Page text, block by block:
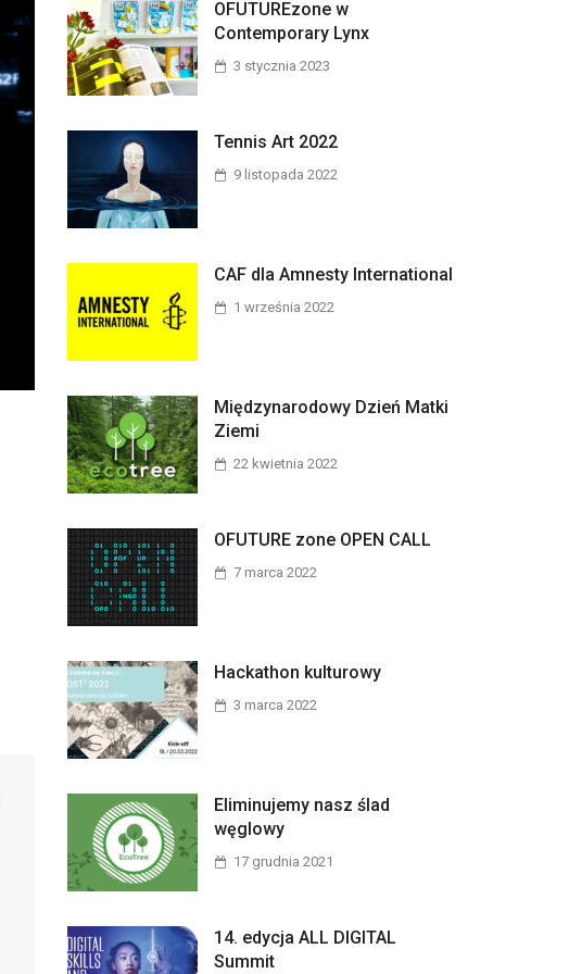
OFUTUREzone w
Contemporary Lynx
3 stycznia 2023
Tennis Art 2022
9 listopada 2022
CAF dla Amnesty International
1 września 2022
Międzynarodowy Dzień Matki
Ziemi
22 kwietnia 2022
OFUTURE zone OPEN CALL
7 marca 2022
Hackathon kulturowy
3 marca 2022
Eliminujemy nasz ślad
węglowy
17 grudnia 2021
14. edycja ALL DIGITAL
Summit